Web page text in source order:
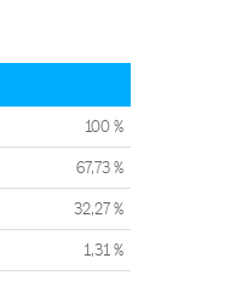
100 %
67,73 %
32,27 %
1,31 %